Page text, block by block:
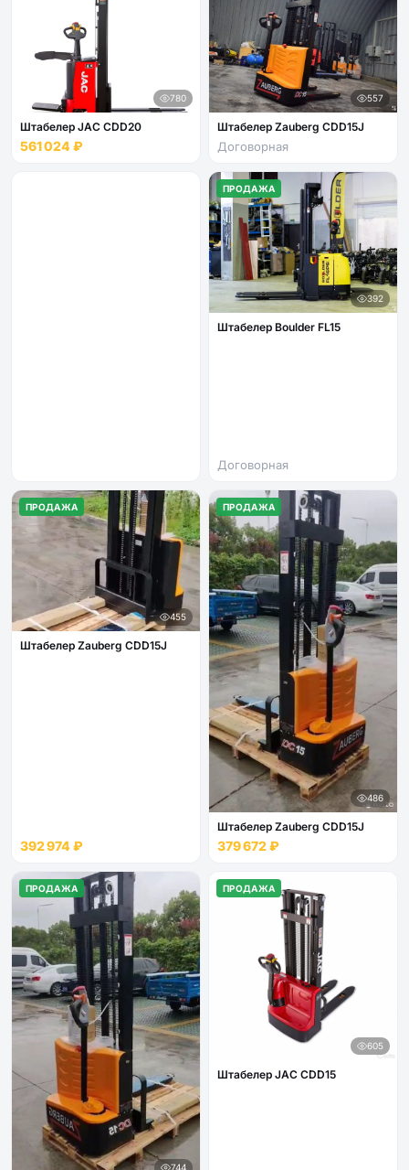
780
Штабелер JAC CDD20
561 024 ₽
557
Штабелер Zauberg CDD15J
Договорная
ПРОДАЖА
392
Штабелер Boulder FL15
Договорная
ПРОДАЖА
455
Штабелер Zauberg CDD15J
392 974 ₽
ПРОДАЖА
486
Штабелер Zauberg CDD15J
379 672 ₽
ПРОДАЖА
744
ПРОДАЖА
605
Штабелер JAC CDD15